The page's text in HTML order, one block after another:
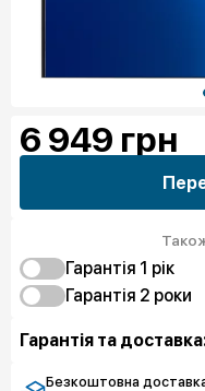
6 949 грн
Гарантія 1 рік
Захист від
Гарантія 2 роки
Захист екрану
Чистий спокій
Гарантія та
Безкоштовна